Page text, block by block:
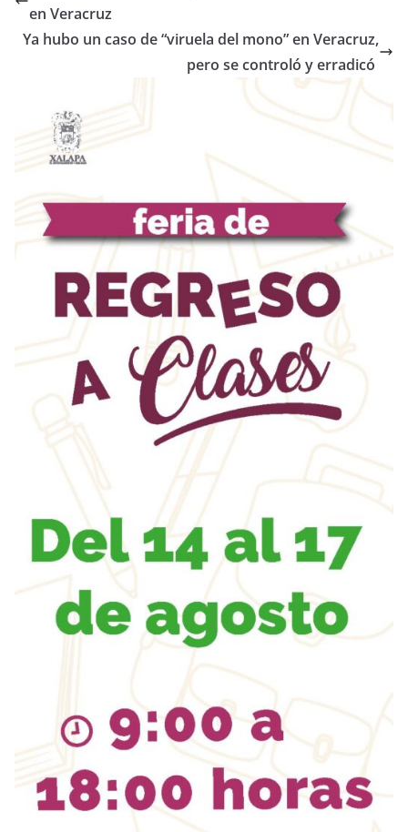
en Veracruz
Ya hubo un caso de “viruela del mono” en Veracruz,
pero se controló y erradicó